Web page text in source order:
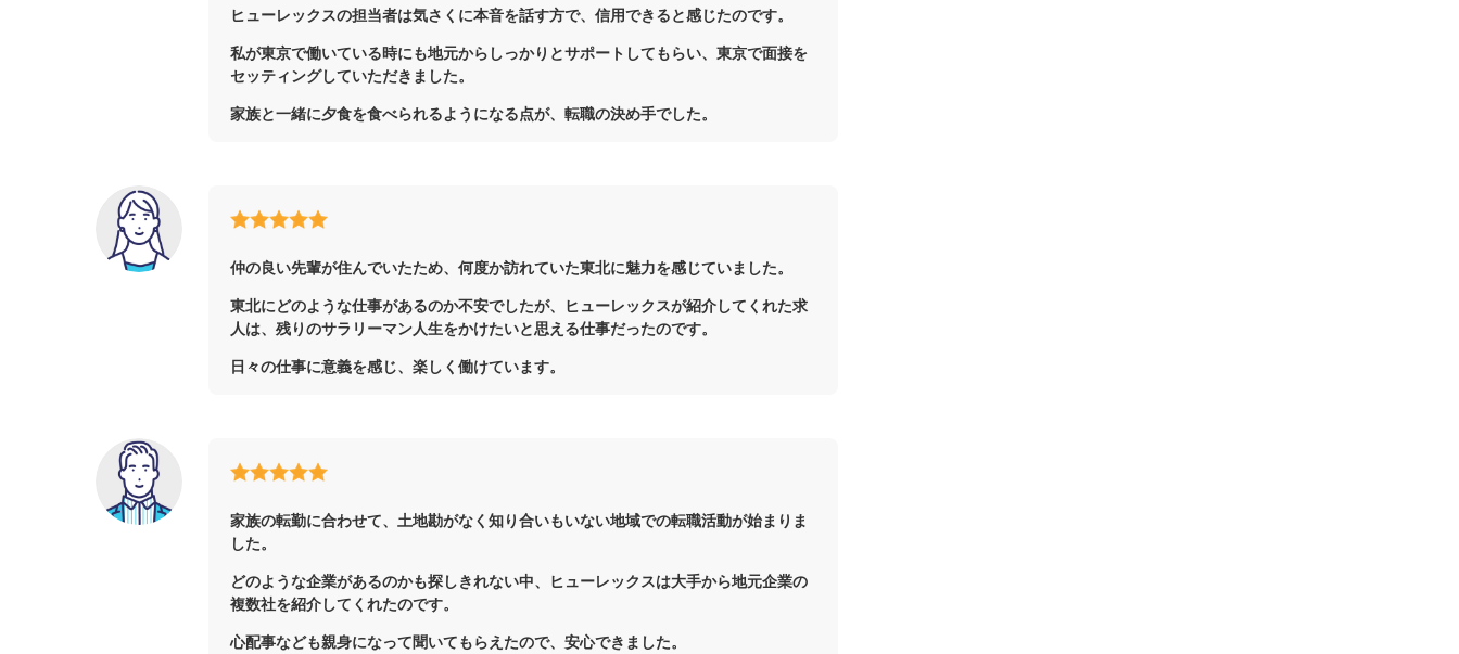
ヒューレックスの担当者は気さくに本音を話す方で、信用できると感じたのです。
私が東京で働いている時にも地元からしっかりとサポートしてもらい、東京で面接を
セッティングしていただきました。
家族と一緒に夕食を食べられるようになる点が、転職の決め手でした。
仲の良い先輩が住んでいたため、何度か訪れていた東北に魅力を感じていました。
東北にどのような仕事があるのか不安でしたが、ヒューレックスが紹介してくれた求
人は、残りのサラリーマン人生をかけたいと思える仕事だったのです。
日々の仕事に意義を感じ、楽しく働けています。
家族の転勤に合わせて、土地勘がなく知り合いもいない地域での転職活動が始まりま
した。
どのような企業があるのかも探しきれない中、ヒューレックスは大手から地元企業の
複数社を紹介してくれたのです。
心配事なども親身になって聞いてもらえたので、安心できました。